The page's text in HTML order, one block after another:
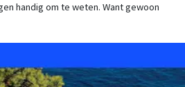
handig om te weten. Want gewoon